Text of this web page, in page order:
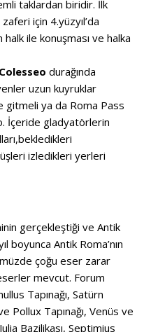
taklardan biridir. İlk
için 4.yüzyıl’da
ile konuşması ve halka
Colesseo durağında
uzun kuyruklar
gitmeli ya da Roma Pass
İçeride gladyatörlerin
izledikleri yerleri
gerçekleştiği ve Antik
boyunca Antik Roma’nın
çoğu eser zarar
mevcut. Forum
Tapınağı, Satürn
Pollux Tapınağı, Venüs ve
Bazilikası, Septimius